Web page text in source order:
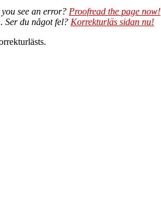
see an error? Proofread the page now!
Ser du något fel? Korrekturläs sidan nu!